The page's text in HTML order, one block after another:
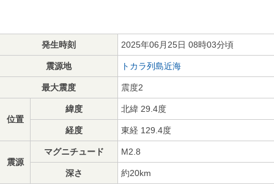
発生時刻 2025年06月25日 08時03分頃
震源地 トカラ列島近海
最大震度 震度2
位置
緯度 北緯 29.4度
経度 東経 129.4度
震源
マグニチュード M2.8
深さ 約20km